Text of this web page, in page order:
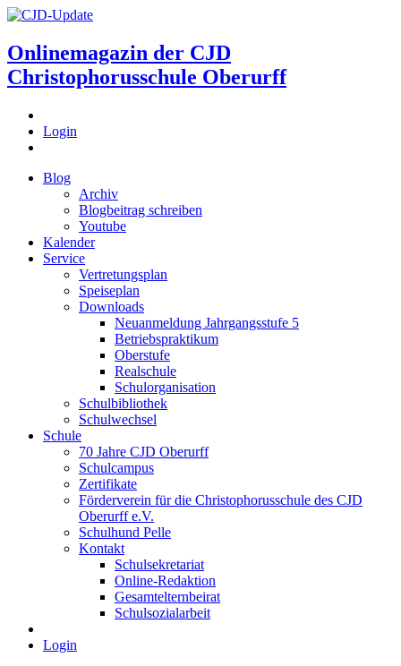
Onlinemagazin der CJD
Christophorusschule Oberurff
Login
Blog
Archiv
Blogbeitrag schreiben
Youtube
Kalender
Service
Vertretungsplan
Speiseplan
Downloads
Neuanmeldung Jahrgangsstufe 5
Betriebspraktikum
Oberstufe
Realschule
Schulorganisation
Schulbibliothek
Schulwechsel
Schule
70 Jahre CJD Oberurff
Schulcampus
Zertifikate
Förderverein für die Christophorusschule des CJD
Oberurff e.V.
Schulhund Pelle
Kontakt
Schulsekretariat
Online-Redaktion
Gesamtelternbeirat
Schulsozialarbeit
Login